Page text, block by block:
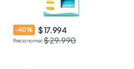
-40%
$ 17.994
$ 29.990